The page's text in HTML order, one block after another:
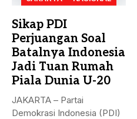
Sikap PDI
Perjuangan Soal
Batalnya Indonesia
Jadi Tuan Rumah
Piala Dunia U-20
JAKARTA – Partai
Demokrasi Indonesia (PDI)